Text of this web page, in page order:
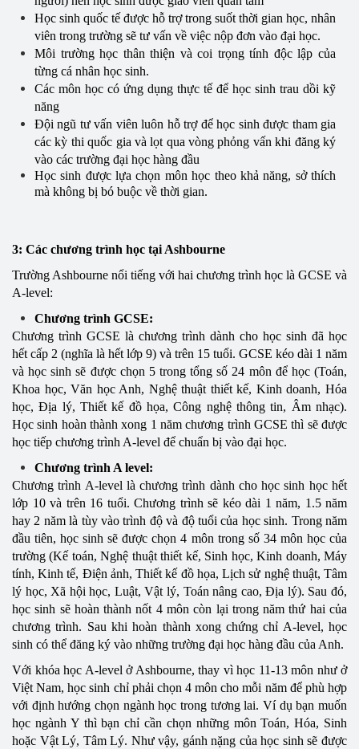
Học sinh quốc tế được hỗ trợ trong suốt thời gian học, nhân
viên trong trường sẽ tư vấn về việc nộp đơn vào đại học.
Môi trường học thân thiện và coi trọng tính độc lập của
từng cá nhân học sinh.
Các môn học có ứng dụng thực tế để học sinh trau dồi kỹ
năng
Đội ngũ tư vấn viên luôn hỗ trợ để học sinh được tham gia
các kỳ thi quốc gia và lọt qua vòng phỏng vấn khi đăng ký
vào các trường đại học hàng đầu
Học sinh được lựa chọn môn học theo khả năng, sở thích
mà không bị bó buộc về thời gian.
3: Các chương trình học tại Ashbourne
Trường Ashbourne nổi tiếng với hai chương trình học là GCSE và
A-level:
Chương trình GCSE:
Chương trình GCSE là chương trình dành cho học sinh đã học
hết cấp 2 (nghĩa là hết lớp 9) và trên 15 tuổi. GCSE kéo dài 1 năm
và học sinh sẽ được chọn 5 trong tổng số 24 môn để học (Toán,
Khoa học, Văn học Anh, Nghệ thuật thiết kế, Kinh doanh, Hóa
học, Địa lý, Thiết kế đồ họa, Công nghệ thông tin, Âm nhạc).
Học sinh hoàn thành xong 1 năm chương trình GCSE thì sẽ được
học tiếp chương trình A-level để chuẩn bị vào đại học.
Chương trình A level:
Chương trình A-level là chương trình dành cho học sinh học hết
lớp 10 và trên 16 tuổi. Chương trình sẽ kéo dài 1 năm, 1.5 năm
hay 2 năm là tùy vào trình độ và độ tuổi của học sinh. Trong năm
đầu tiên, học sinh sẽ được chọn 4 môn trong số 34 môn học của
trường (Kế toán, Nghệ thuật thiết kế, Sinh học, Kinh doanh, Máy
tính, Kinh tế, Điện ảnh, Thiết kế đồ họa, Lịch sử nghệ thuật, Tâm
lý học, Xã hội học, Luật, Vật lý, Toán nâng cao, Địa lý). Sau đó,
học sinh sẽ hoàn thành nốt 4 môn còn lại trong năm thứ hai của
chương trình. Sau khi hoàn thành xong chứng chỉ A-level, học
sinh có thể đăng ký vào những trường đại học hàng đầu của Anh.
Với khóa học A-level ở Ashbourne, thay vì học 11-13 môn như ở
Việt Nam, học sinh chỉ phải chọn 4 môn cho mỗi năm để phù hợp
với định hướng chọn ngành học trong tương lai. Ví dụ bạn muốn
học ngành Y thì bạn chỉ cần chọn những môn Toán, Hóa, Sinh
hoặc Vật Lý, Tâm Lý. Như vậy, gánh nặng của học sinh sẽ được